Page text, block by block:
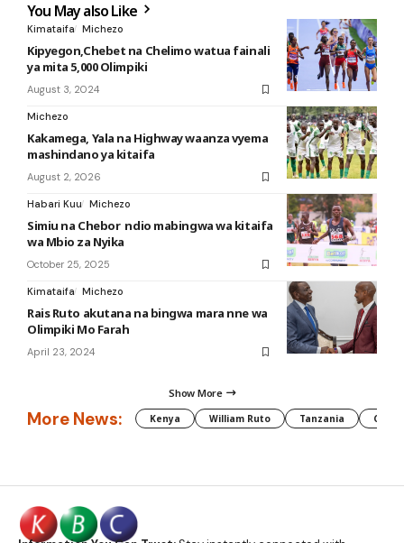
You May also Like
Kimataifa Michezo
Kipyegon,Chebet na Chelimo watua fainali
ya mita 5,000 Olimpiki
August 3, 2024
Michezo
Kakamega, Yala na Highway waanza vyema
mashindano ya kitaifa
August 2, 2026
Habari Kuu Michezo
Simiu na Chebor ndio mabingwa wa kitaifa
wa Mbio za Nyika
October 25, 2025
Kimataifa Michezo
Rais Ruto akutana na bingwa mara nne wa
Olimpiki Mo Farah
April 23, 2024
Show More
More News: Kenya William Ruto Tanzania CAF